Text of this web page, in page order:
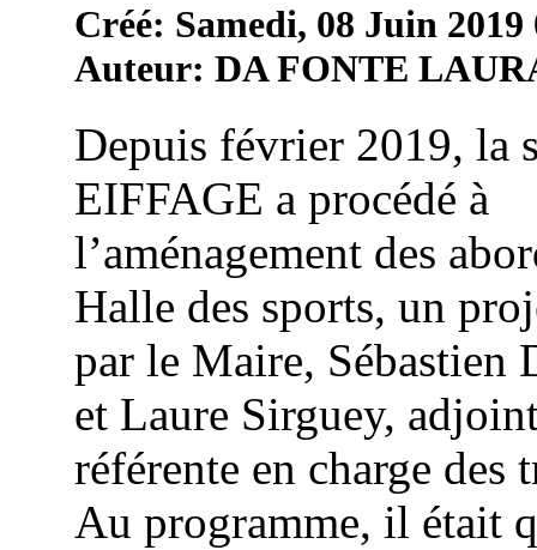
Créé: Samedi, 08 Juin 2019
Auteur: DA FONTE
Depuis février 2019, la
EIFFAGE a procédé à
l’aménagement des
Halle des sports, un
par le Maire, Sébastien
et Laure Sirguey,
référente en charge des
Au programme, il était